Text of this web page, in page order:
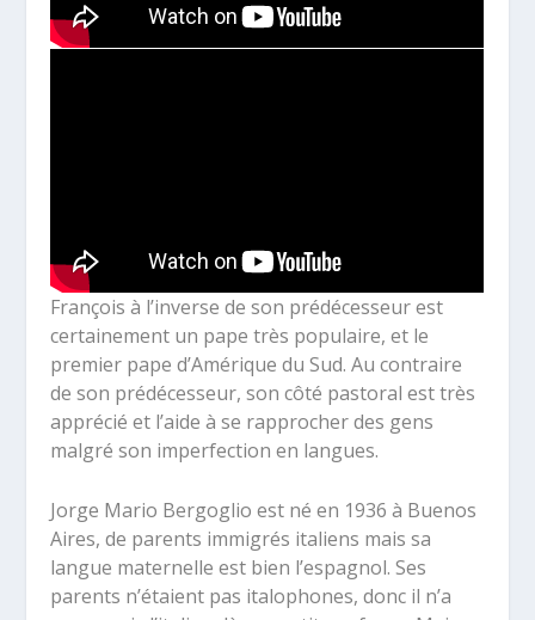
François à l’inverse de son prédécesseur est
certainement un pape très populaire, et le
premier pape d’Amérique du Sud. Au contraire
de son prédécesseur, son côté pastoral est très
apprécié et l’aide à se rapprocher des gens
malgré son imperfection en langues.
Jorge Mario Bergoglio est né en 1936 à Buenos
Aires, de parents immigrés italiens mais sa
langue maternelle est bien l’espagnol. Ses
parents n’étaient pas italophones, donc il n’a